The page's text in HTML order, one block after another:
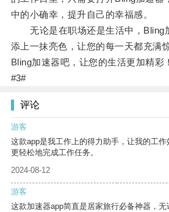
中的小确幸，提升自己的幸福感。
无论是在职场还是生活中，Bling
添上一抹亮色，让您的每一天都充满
Bling加速器吧，让您的生活更加精彩
#3#
评论
游客
这款app是我工作上的得力助手，让我的工
更轻松地完成工作任务。
2024-08-12
游客
这款加速器app简直是居家旅行必备神器，